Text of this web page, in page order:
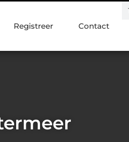
Registreer Contact